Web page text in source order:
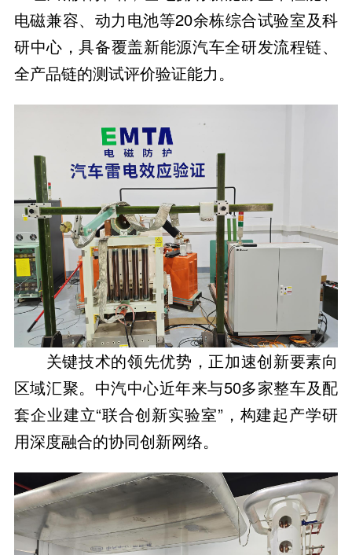
电磁兼容、动力电池等20余栋综合试验室及科
研中心，具备覆盖新能源汽车全研发流程链、
全产品链的测试评价验证能力。
关键技术的领先优势，正加速创新要素向
区域汇聚。中汽中心近年来与50多家整车及配
套企业建立“联合创新实验室”，构建起产学研
用深度融合的协同创新网络。